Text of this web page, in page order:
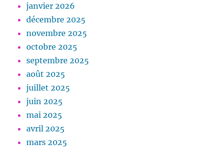
janvier 2026
décembre 2025
novembre 2025
octobre 2025
septembre 2025
août 2025
juillet 2025
juin 2025
mai 2025
avril 2025
mars 2025